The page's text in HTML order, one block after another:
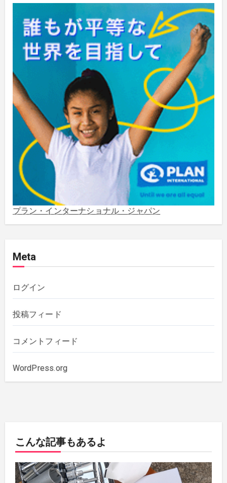
2024年5月 (4)
2024年2月 (1)
2023年8月 (1)
2023年5月 (2)
2023年4月
2022年1月
2021年5月 (3)
2021年3月 (1)
2020年11月
2020年10月
2019年12月
2019年11月
2019年10月
2018年5月
2018年4月 (1)
プラン・インターナショナル・ジャパン
Meta
ログイン
投稿フィード
コメントフィード
WordPress.org
こんな記事もあるよ